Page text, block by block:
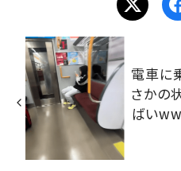
電車に
さかの
ばいww